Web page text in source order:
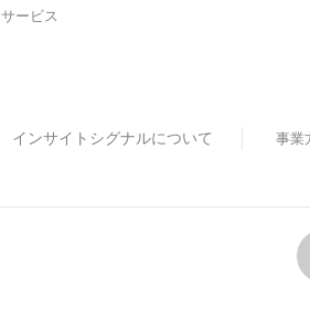
サービス
インサイトシグナルについて 事業